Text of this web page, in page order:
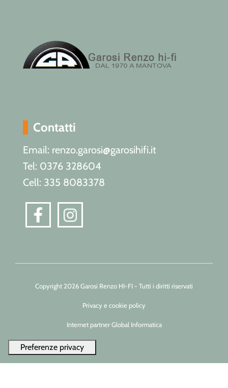
Contatti
Email: renzo.garosi@garosihifi.it
Tel: 0376 328604
Cell: 335 8083378
Copyright 2026 Garosi Renzo HI-FI - Tutti i diritti riservati
Privacy e cookie policy
Internet partner Global Informatica